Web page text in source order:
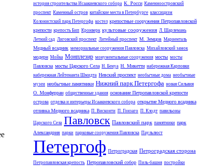
история строительства Исаакиевского собора К. Росси Каменноостровский
проспект Каменный остров китайские места в Петербурге классицизм
Колонистский парк Петергофа костел крепостные сооружения Петропавловской
крепости крепость Бип Кронверк культовые сооружения Л. Шарлемань
Летний сад Лиговский проспект Литейный проспект М. Земцов Мариенталь
Медный всадник мемориальные сооружения Павловска Михайловский замок
модерн Мойка Монплезир монументальные сооружения мосты мосты
Павловска мосты Царского Села Н. Бенуа Н. Микетти набережная Карповки
набережная Лейтенанта Шмидта Невский проспект необычные дома необычные
музеи необычные памятники Нижний парк Петергофа новая Сильвия
О. Монферран общественные здания основание Петропавловской крепости
острова отделка и интерьеры Исаакиевского собора открытие Медного всадника
отливка Медного всадника П. Висконти П. Гонзаго П. Клодт павильоны
Царского Села Павловск Павловский парк памятники парк
Александрия парки парковые сооружения Павловска Паульлюст
Петергоф Петроградская Петроградская сторона
Петропавловская крепость Петропавловский собор Пиль-башня постройки